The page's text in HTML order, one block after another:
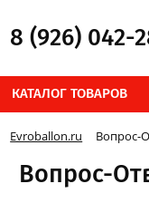
8 (926) 042-
КАТАЛОГ ТОВАРОВ
Evroballon.ru Вопрос-
Вопрос-